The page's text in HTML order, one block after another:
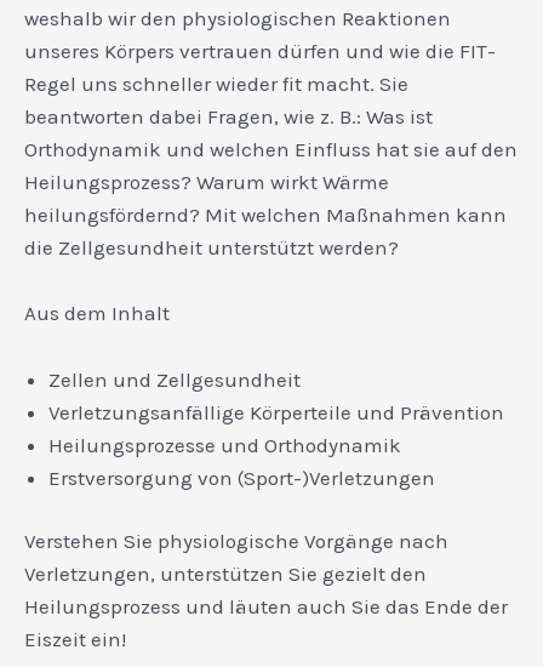
weshalb wir den physiologischen Reaktionen
unseres Körpers vertrauen dürfen und wie die FIT-
Regel uns schneller wieder fit macht. Sie
beantworten dabei Fragen, wie z. B.: Was ist
Orthodynamik und welchen Einfluss hat sie auf den
Heilungsprozess? Warum wirkt Wärme
heilungsfördernd? Mit welchen Maßnahmen kann
die Zellgesundheit unterstützt werden?
Aus dem Inhalt
Zellen und Zellgesundheit
Verletzungsanfällige Körperteile und Prävention
Heilungsprozesse und Orthodynamik
Erstversorgung von (Sport-)Verletzungen
Verstehen Sie physiologische Vorgänge nach
Verletzungen, unterstützen Sie gezielt den
Heilungsprozess und läuten auch Sie das Ende der
Eiszeit ein!